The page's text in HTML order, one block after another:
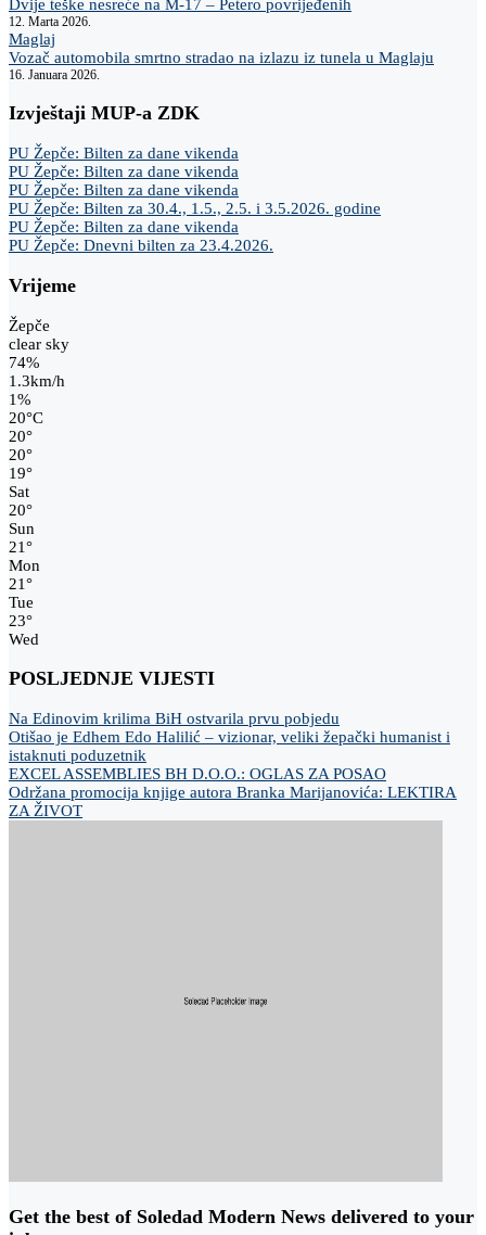
Dvije teške nesreće na M-17 – Petero povrijeđenih
12. Marta 2026.
Maglaj
Vozač automobila smrtno stradao na izlazu iz tunela u Maglaju
16. Januara 2026.
Izvještaji MUP-a ZDK
PU Žepče: Bilten za dane vikenda
PU Žepče: Bilten za dane vikenda
PU Žepče: Bilten za dane vikenda
PU Žepče: Bilten za 30.4., 1.5., 2.5. i 3.5.2026. godine
PU Žepče: Bilten za dane vikenda
PU Žepče: Dnevni bilten za 23.4.2026.
Vrijeme
Žepče
clear sky
74%
1.3km/h
1%
20°C
20°
20°
19°
Sat
20°
Sun
21°
Mon
21°
Tue
23°
Wed
POSLJEDNJE VIJESTI
Na Edinovim krilima BiH ostvarila prvu pobjedu
Otišao je Edhem Edo Halilić – vizionar, veliki žepački humanist i
istaknuti poduzetnik
EXCEL ASSEMBLIES BH D.O.O.: OGLAS ZA POSAO
Održana promocija knjige autora Branka Marijanovića: LEKTIRA
ZA ŽIVOT
Get the best of Soledad Modern News delivered to your